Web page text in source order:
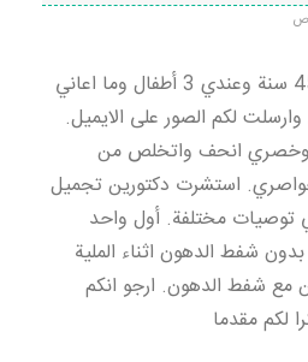
السلام عليكم انا عمري 45 سنة وعندي 3 أطفال وما اعاني
لكم الصور على الايميل.
انحف واتخلص من
استشرت دكتورين تجميل
توصيات مختلفة. أول واحد
شفط الدهون اثناء الملية
مع شفط الدهون. ارجو انكم
لكم مقدما